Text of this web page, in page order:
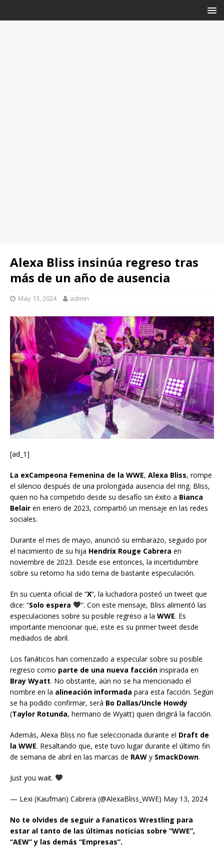
Alexa Bliss insinúa regreso tras
más de un año de ausencia
May 13, 2024 admin
[ad_1]
La exCampeona Femenina de la WWE, Alexa Bliss, rompe
el silencio después de una prolongada ausencia del ring. Bliss,
quien no ha competido desde su desafío sin éxito a Bianca
Belair en enero de 2023, compartió un mensaje en las redes
sociales.
Durante el mes de mayo, anunció su embarazo, seguido por
el nacimiento de su hija Hendrix Rouge Cabrera en
noviembre de 2023. Desde ese entonces, la incertidumbre
sobre su retorno ha sido tema de bastante especulación.
En su cuenta oficial de “X“, la luchadora posteó un tweet que
dice: “Solo espera
“. Con este mensaje, Bliss alimentó las
especulaciones sobre su posible regreso a la WWE. Es
importante mencionar que, este es su primer tweet desde
mediados de abril.
Los fanáticos han comenzado a especular sobre su posible
regreso como parte de una nueva facción inspirada en
Bray Wyatt. No obstante, aún no se ha mencionado el
nombre en la alineación informada para esta facción. Según
se ha podido confirmar, será Bo Dallas/Uncle Howdy
(Taylor Rotunda, hermano de Wyatt) quien dirigirá la facción.
Además, Alexa Bliss no fue seleccionada durante el Draft de
la WWE. Resaltando que, este tuvo lugar durante el último fin
de semana de abril en las marcas de RAW y SmackDown.
Just you wait.
— Lexi (Kaufman) Cabrera (@AlexaBliss_WWE) May 13, 2024
No te olvides de seguir a Fanaticos Wrestling para
estar al tanto de las últimas noticias sobre “WWE”,
“AEW” y las demás “Empresas”.